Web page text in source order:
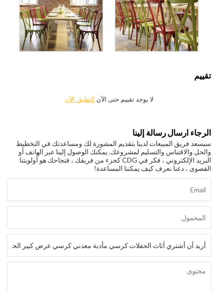
تقييم
لا يوجد تقييم حتى الآن التعليق الآن
الرجاء ارسال رسالة إلينا
سيسعد فريق المبيعات لدينا بتقديم المشورة لك ومساعدتك في التخطيط
والحل والاقتباس والتسليم لمشروعك. يمكنك الوصول إلينا عبر الهاتف أو
البريد الإلكتروني ، فكر في CDG كجزء من فريقك ، فنجاحك هو أولويتنا
القصوى ، دعنا نعرف كيف يمكننا المساعدة!